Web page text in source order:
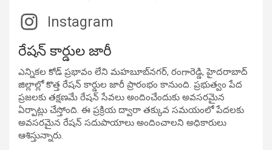
Instagram
రేషన్ కార్డుల జారీ
ఎన్నికల కోడ్ ప్రభావం లేని మహబూబ్‌నగర్, రంగారెడ్డి, హైదరాబాద్
జిల్లాల్లో కొత్త రేషన్ కార్డుల జారీ ప్రారంభం కానుంది. ప్రభుత్వం పేద
ప్రజలకు తక్షణమే రేషన్ సేవలు అందించేందుకు అవసరమైన
ఏర్పాట్లు చేస్తోంది. ఈ ప్రక్రియ ద్వారా తక్కువ సమయంలో పేదలకు
అవసరమైన రేషన్ సదుపాయాలు అందించాలని అధికారులు
ఆశిస్తున్నారు.